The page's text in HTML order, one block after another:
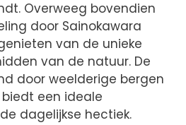
Overweeg bovendien
door Sainokawara
van de unieke
van de natuur. De
door weelderige bergen
een ideale
dagelijkse hectiek.